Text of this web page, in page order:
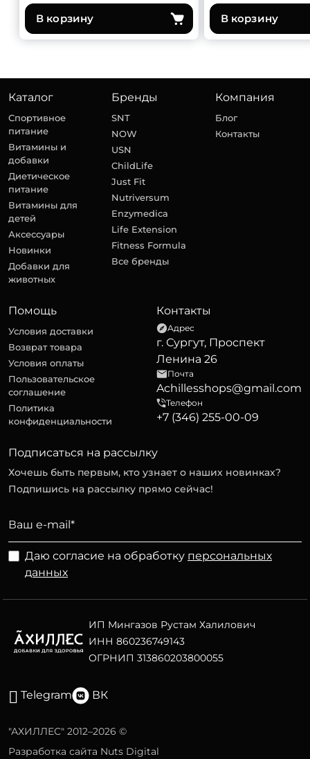
В корзину В корзину
Каталог
Спортивное
питание
Витамины и
добавки
Диетическое
питание
Витамины для
детей
Аксессуары
Новинки
Добавки для
животных
Бренды
SNT
NOW
USN
ChildLife
Just Fit
Nutriversum
Enzymedica
Life Extension
Fitness Formula
Все бренды
Компания
Блог
Контакты
Помощь
Условия доставки
Возврат товара
Условия оплаты
Пользовательское
соглашение
Политика
конфиденциальности
Контакты
Адрес
г. Сургут, Проспект
Ленина 26
Почта
Achillesshops@gmail.com
Телефон
+7 (346) 255-00-09
Подписаться на рассылку
Хочешь быть первым, кто узнает о наших новинках?
Подпишись на рассылку прямо сейчас!
Даю согласие на обработку персональных
данных
ИП Мингазов Рустам Халилович
ИНН 860236749143
ОГРНИП 313860203800055
Telegram ВК
"АХИЛЛЕС" 2012–2026 ©
Разработка сайта Nuts Digital